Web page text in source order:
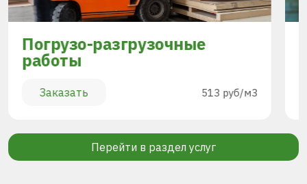
Погрузо-разгрузочные
работы
Заказать 513 руб/м3
Перейти в раздел услуг